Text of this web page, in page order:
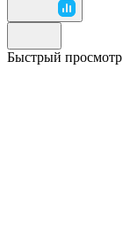
Быстрый просмотр